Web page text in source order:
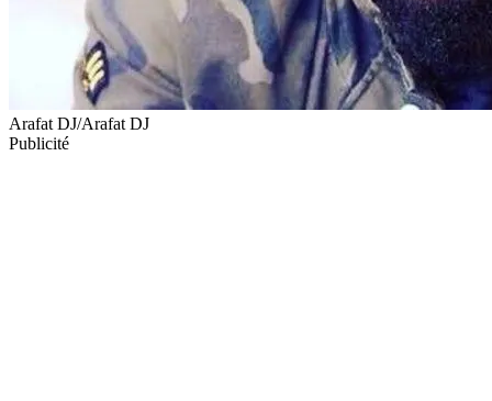
Arafat DJ/Arafat DJ
Publicité